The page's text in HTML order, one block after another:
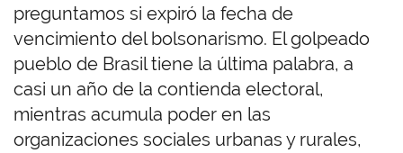
preguntamos si expiró la fecha de
vencimiento del bolsonarismo. El golpeado
pueblo de Brasil tiene la última palabra, a
casi un año de la contienda electoral,
mientras acumula poder en las
organizaciones sociales urbanas y rurales,